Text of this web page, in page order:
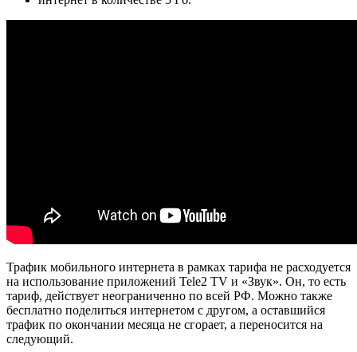
Трафик мобильного интернета в рамках тарифа не расходуется
на использование приложений Tele2 TV и «Звук». Он, то есть
тариф, действует неограниченно по всей РФ. Можно также
бесплатно поделиться интернетом с другом, а оставшийся
трафик по окончании месяца не сгорает, а переносится на
следующий.